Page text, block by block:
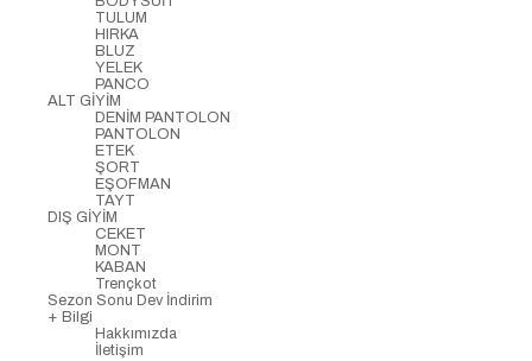
TULUM
HIRKA
BLUZ
YELEK
PANCO
ALT GİYİM
DENİM PANTOLON
PANTOLON
ETEK
ŞORT
EŞOFMAN
TAYT
DIŞ GİYİM
CEKET
MONT
KABAN
Trençkot
Sezon Sonu Dev İndirim
+ Bilgi
Hakkımızda
İletişim